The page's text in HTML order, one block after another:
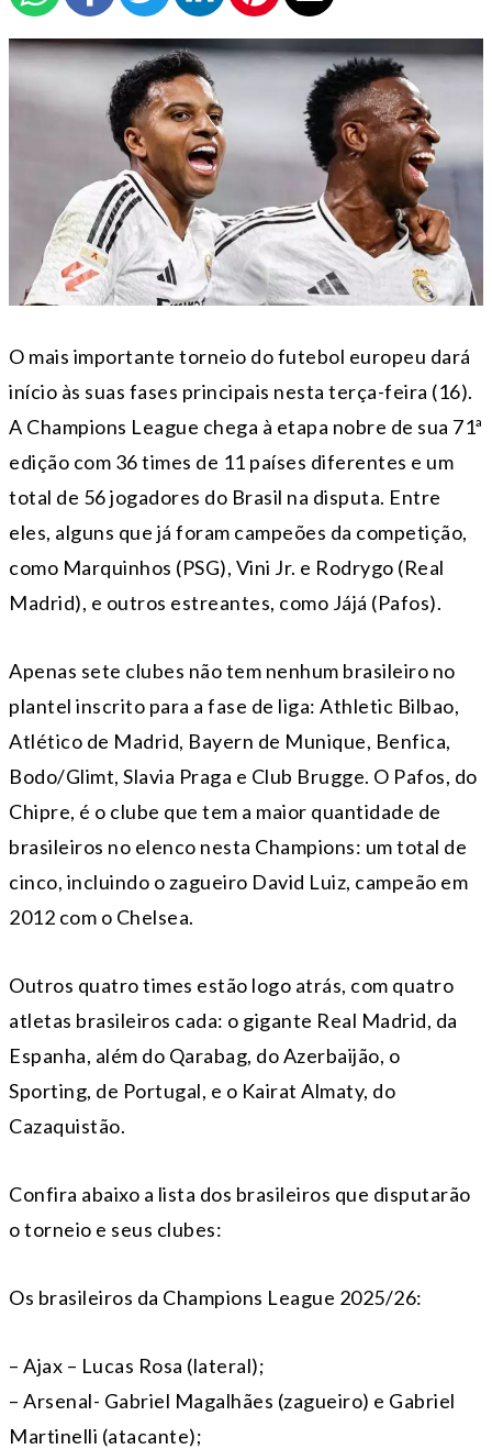
O mais importante torneio do futebol europeu dará
início às suas fases principais nesta terça-feira (16).
A Champions League chega à etapa nobre de sua 71ª
edição com 36 times de 11 países diferentes e um
total de 56 jogadores do Brasil na disputa. Entre
eles, alguns que já foram campeões da competição,
como Marquinhos (PSG), Vini Jr. e Rodrygo (Real
Madrid), e outros estreantes, como Jájá (Pafos).
Apenas sete clubes não tem nenhum brasileiro no
plantel inscrito para a fase de liga: Athletic Bilbao,
Atlético de Madrid, Bayern de Munique, Benfica,
Bodo/Glimt, Slavia Praga e Club Brugge. O Pafos, do
Chipre, é o clube que tem a maior quantidade de
brasileiros no elenco nesta Champions: um total de
cinco, incluindo o zagueiro David Luiz, campeão em
2012 com o Chelsea.
Outros quatro times estão logo atrás, com quatro
atletas brasileiros cada: o gigante Real Madrid, da
Espanha, além do Qarabag, do Azerbaijão, o
Sporting, de Portugal, e o Kairat Almaty, do
Cazaquistão.
Confira abaixo a lista dos brasileiros que disputarão
o torneio e seus clubes:
Os brasileiros da Champions League 2025/26:
– Ajax – Lucas Rosa (lateral);
– Arsenal- Gabriel Magalhães (zagueiro) e Gabriel
Martinelli (atacante);